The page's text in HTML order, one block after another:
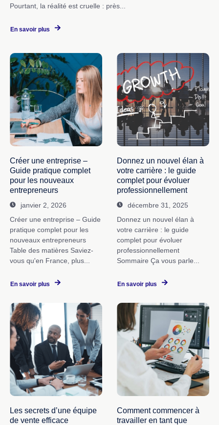
Pourtant, la réalité est cruelle : près...
En savoir plus
Créer une entreprise –
Guide pratique complet
pour les nouveaux
entrepreneurs
janvier 2, 2026
Créer une entreprise – Guide
pratique complet pour les
nouveaux entrepreneurs
Table des matières Saviez-
vous qu'en France, plus...
En savoir plus
Donnez un nouvel élan à
votre carrière : le guide
complet pour évoluer
professionnellement
décembre 31, 2025
Donnez un nouvel élan à
votre carrière : le guide
complet pour évoluer
professionnellement
Sommaire Ça vous parle...
En savoir plus
Les secrets d’une équipe
de vente efficace
Comment commencer à
travailler en tant que